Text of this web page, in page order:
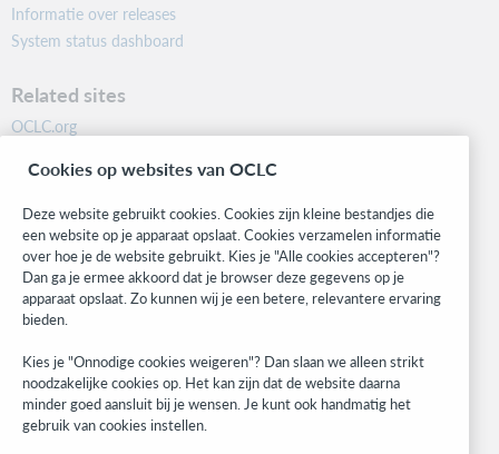
Informatie over releases
System status dashboard
Related sites
OCLC.org
Community
Research
WebJunction
Developer Network
Stay in the know.
Get the latest product updates, research, events, and much more—
right to your inbox.
Subscribe now
Cookies op websites van OCLC
Deze website gebruikt cookies. Cookies zijn kleine bestandjes die
een website op je apparaat opslaat. Cookies verzamelen informatie
over hoe je de website gebruikt. Kies je "Alle cookies accepteren"?
Dan ga je ermee akkoord dat je browser deze gegevens op je
apparaat opslaat. Zo kunnen wij je een betere, relevantere ervaring
bieden.
Kies je "Onnodige cookies weigeren"? Dan slaan we alleen strikt
noodzakelijke cookies op. Het kan zijn dat de website daarna
minder goed aansluit bij je wensen. Je kunt ook handmatig het
gebruik van cookies instellen.